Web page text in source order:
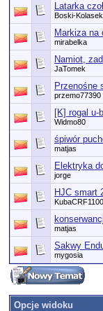
Latarka
Boski-Kolasek
Markiza na
mirabelka
Namiot,
JaTomek
Przenośne
przemo77390
[K] rogal u-
Widmo80
śpiwór
matjas
Elektryka
jorge
HJC smart
KubaCRF1100
matjas
Sakwy
mygosia
Opcje widoku